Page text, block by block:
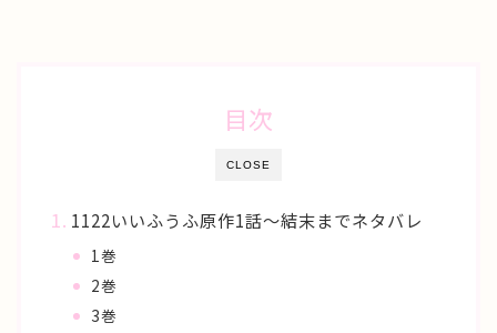
CLOSE
目次
1122いいふうふ原作1話〜結末までネタバレ
1巻
2巻
3巻